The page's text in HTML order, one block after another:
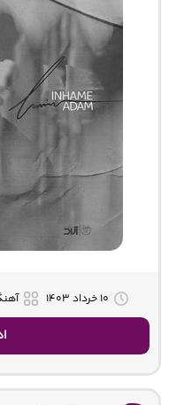
۱۰ خرداد ۱۴۰۳